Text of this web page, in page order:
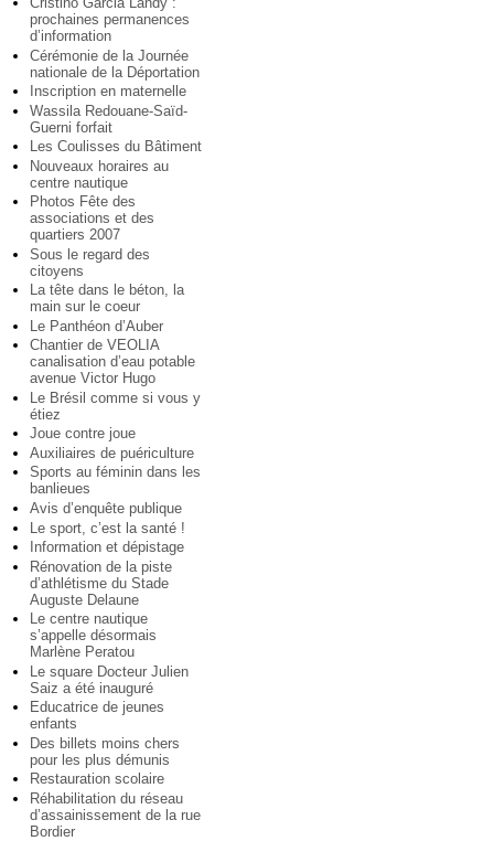
prochaines permanences
d’information
Cérémonie de la Journée
nationale de la Déportation
Inscription en maternelle
Wassila Redouane-Saïd-
Guerni forfait
Les Coulisses du Bâtiment
Nouveaux horaires au
centre nautique
Photos Fête des
associations et des
quartiers 2007
Sous le regard des
citoyens
La tête dans le béton, la
main sur le coeur
Le Panthéon d’Auber
Chantier de VEOLIA
canalisation d’eau potable
avenue Victor Hugo
Le Brésil comme si vous y
étiez
Joue contre joue
Auxiliaires de puériculture
Sports au féminin dans les
banlieues
Avis d’enquête publique
Le sport, c’est la santé !
Information et dépistage
Rénovation de la piste
d’athlétisme du Stade
Auguste Delaune
Le centre nautique
s’appelle désormais
Marlène Peratou
Le square Docteur Julien
Saiz a été inauguré
Educatrice de jeunes
enfants
Des billets moins chers
pour les plus démunis
Restauration scolaire
Réhabilitation du réseau
d’assainissement de la rue
Bordier